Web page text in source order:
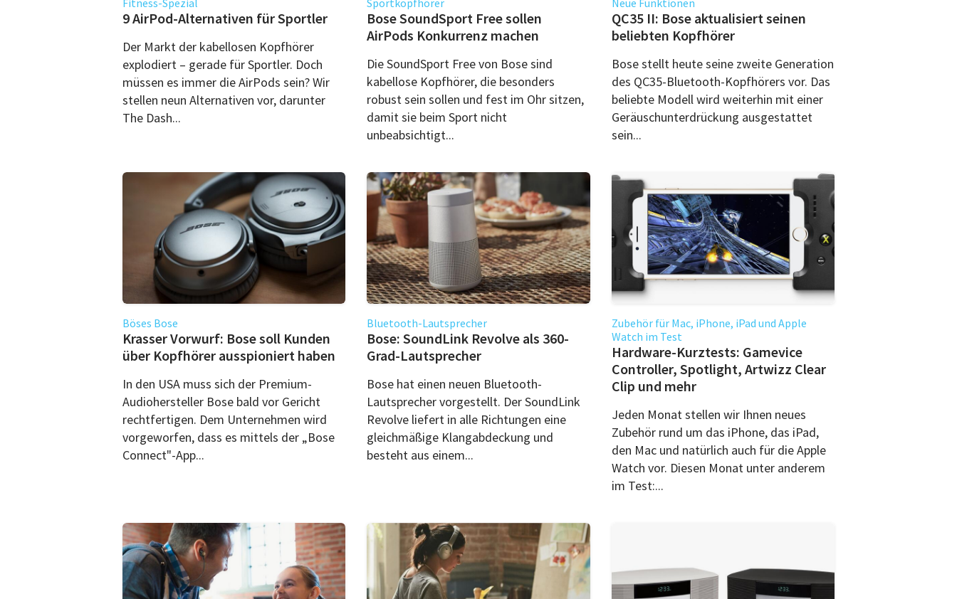
Fitness-Spezial
9 AirPod-Alternativen für Sportler
Der Markt der kabellosen Kopfhörer
explodiert – gerade für Sportler. Doch
müssen es immer die AirPods sein? Wir
stellen neun Alternativen vor, darunter
The Dash...
Sportkopfhörer
Bose SoundSport Free sollen
AirPods Konkurrenz machen
Die SoundSport Free von Bose sind
kabellose Kopfhörer, die besonders
robust sein sollen und fest im Ohr sitzen,
damit sie beim Sport nicht
unbeabsichtigt...
Neue Funktionen
QC35 II: Bose aktualisiert seinen
beliebten Kopfhörer
Bose stellt heute seine zweite Generation
des QC35-Bluetooth-Kopfhörers vor. Das
beliebte Modell wird weiterhin mit einer
Geräuschunterdrückung ausgestattet
sein...
Böses Bose
Krasser Vorwurf: Bose soll Kunden
über Kopfhörer ausspioniert haben
In den USA muss sich der Premium-
Audiohersteller Bose bald vor Gericht
rechtfertigen. Dem Unternehmen wird
vorgeworfen, dass es mittels der „Bose
Connect"-App...
Bluetooth-Lautsprecher
Bose: SoundLink Revolve als 360-
Grad-Lautsprecher
Bose hat einen neuen Bluetooth-
Lautsprecher vorgestellt. Der SoundLink
Revolve liefert in alle Richtungen eine
gleichmäßige Klangabdeckung und
besteht aus einem...
Zubehör für Mac, iPhone, iPad und Apple
Watch im Test
Hardware-Kurztests: Gamevice
Controller, Spotlight, Artwizz Clear
Clip und mehr
Jeden Monat stellen wir Ihnen neues
Zubehör rund um das iPhone, das iPad,
den Mac und natürlich auch für die Apple
Watch vor. Diesen Monat unter anderem
im Test:...